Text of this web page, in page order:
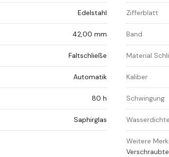
Edelstahl Zifferblatt
42,00 mm Band
Faltschließe Material
Automatik Kaliber
80 h Schwingung
Saphirglas Wasserdichte
Weitere